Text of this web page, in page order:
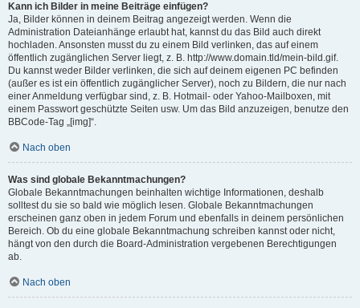
Kann ich Bilder in meine Beiträge einfügen?
Ja, Bilder können in deinem Beitrag angezeigt werden. Wenn die
Administration Dateianhänge erlaubt hat, kannst du das Bild auch direkt
hochladen. Ansonsten musst du zu einem Bild verlinken, das auf einem
öffentlich zugänglichen Server liegt, z. B. http://www.domain.tld/mein-bild.gif.
Du kannst weder Bilder verlinken, die sich auf deinem eigenen PC befinden
(außer es ist ein öffentlich zugänglicher Server), noch zu Bildern, die nur nach
einer Anmeldung verfügbar sind, z. B. Hotmail- oder Yahoo-Mailboxen, mit
einem Passwort geschützte Seiten usw. Um das Bild anzuzeigen, benutze den
BBCode-Tag „[img]“.
Nach oben
Was sind globale Bekanntmachungen?
Globale Bekanntmachungen beinhalten wichtige Informationen, deshalb
solltest du sie so bald wie möglich lesen. Globale Bekanntmachungen
erscheinen ganz oben in jedem Forum und ebenfalls in deinem persönlichen
Bereich. Ob du eine globale Bekanntmachung schreiben kannst oder nicht,
hängt von den durch die Board-Administration vergebenen Berechtigungen
ab.
Nach oben